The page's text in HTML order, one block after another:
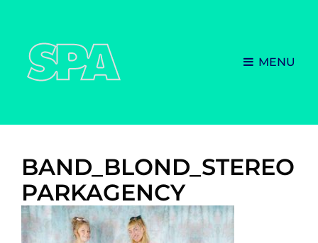
MENU
BAND_BLOND_STEREO
PARKAGENCY